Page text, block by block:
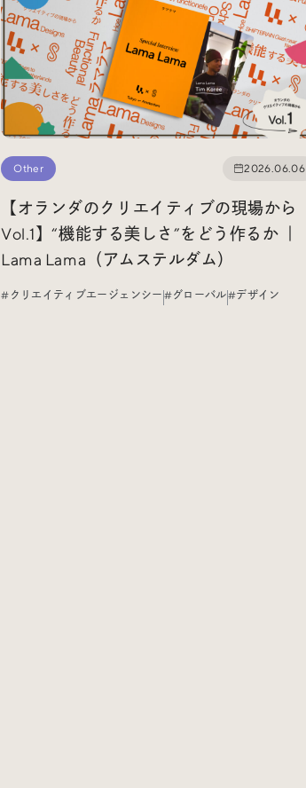
Other 2026.06.06
【オランダのクリエイティブの現場から
Vol.1】“機能する美しさ”をどう作るか ｜
Lama Lama（アムステルダム）
#クリエイティブエージェンシー #グローバル#デザイン